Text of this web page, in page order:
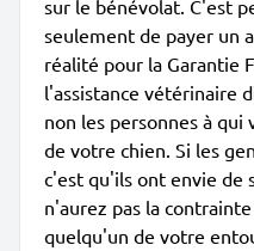
sur le bénévolat. C'est
seulement de payer un
réalité pour la Garantie
l'assistance vétérinaire
non les personnes à qui
de votre chien. Si les
c'est qu'ils ont envie de
n'aurez pas la
quelqu'un de votre